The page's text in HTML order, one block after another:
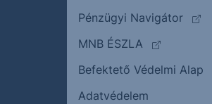
Pénzügyi Navigátor
MNB ÉSZLA
(külső
Befektető Védelmi Alap
Adatvédelem